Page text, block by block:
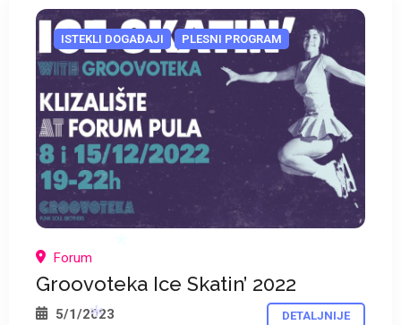
ISTEKLI DOGAĐAJI PLESNI PROGRAM
Forum
Groovoteka Ice Skatin’ 2022
5/1/2023 DETALJNIJE